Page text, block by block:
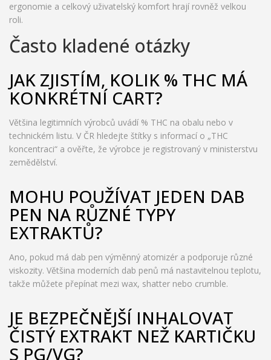
ergonomie a celkový uživatelský komfort hrají rovněž velkou
roli.
Často kladené otázky
JAK ZJISTÍM, KOLIK % THC MÁ
KONKRÉTNÍ CART?
Většina legitimních výrobců uvádí % THC na obalu nebo v
technickém listu. V ČR hledejte štítky s informací o „THC
koncentraci“ a ověřte, že výrobce je registrovaný v ministerstvu
zemědělství.
MOHU POUŽÍVAT JEDEN DAB
PEN NA RŮZNÉ TYPY
EXTRAKTŮ?
Ano, pokud má dab pen výměnný atomizér a podporuje různé
viskozity. Většina moderních dab penů má nastavitelnou teplotu,
takže můžete přepínat mezi wax, shatter nebo crumble.
JE BEZPEČNĚJŠÍ INHALOVAT
ČISTÝ EXTRAKT NEŽ KARTIČKU
S PG/VG?